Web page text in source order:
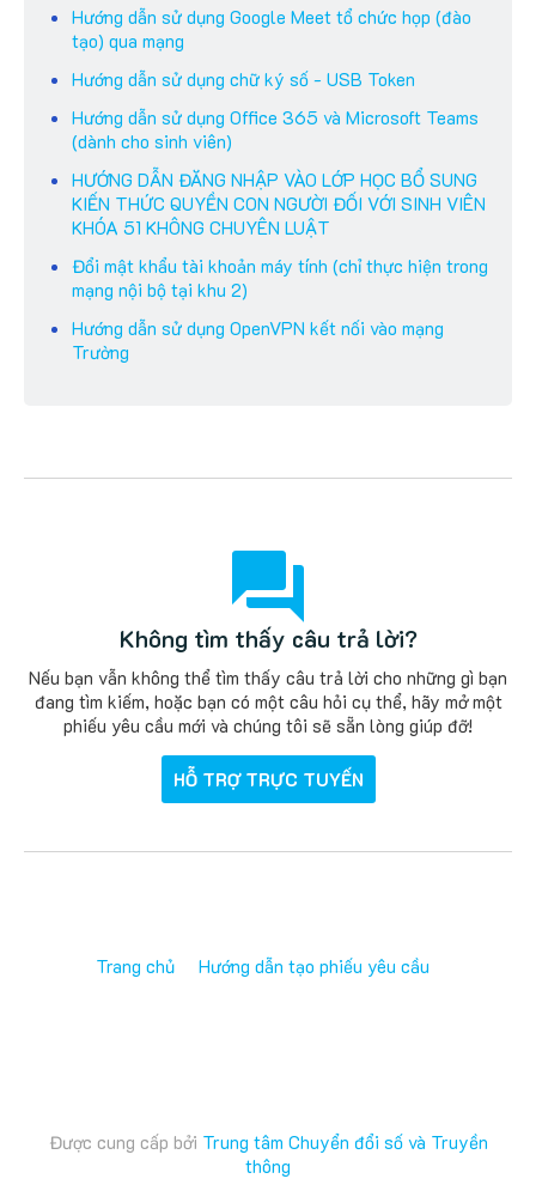
Hướng dẫn sử dụng Google Meet tổ chức họp (đào
tạo) qua mạng
Hướng dẫn sử dụng chữ ký số - USB Token
Hướng dẫn sử dụng Office 365 và Microsoft Teams
(dành cho sinh viên)
HƯỚNG DẪN ĐĂNG NHẬP VÀO LỚP HỌC BỔ SUNG
KIẾN THỨC QUYỀN CON NGƯỜI ĐỐI VỚI SINH VIÊN
KHÓA 51 KHÔNG CHUYÊN LUẬT
Đổi mật khẩu tài khoản máy tính (chỉ thực hiện trong
mạng nội bộ tại khu 2)
Hướng dẫn sử dụng OpenVPN kết nối vào mạng
Trường
Không tìm thấy câu trả lời?
Nếu bạn vẫn không thể tìm thấy câu trả lời cho những gì bạn
đang tìm kiếm, hoặc bạn có một câu hỏi cụ thể, hãy mở một
phiếu yêu cầu mới và chúng tôi sẽ sẵn lòng giúp đỡ!
HỖ TRỢ TRỰC TUYẾN
Trang chủ Hướng dẫn tạo phiếu yêu cầu
Được cung cấp bởi Trung tâm Chuyển đổi số và Truyền
thông